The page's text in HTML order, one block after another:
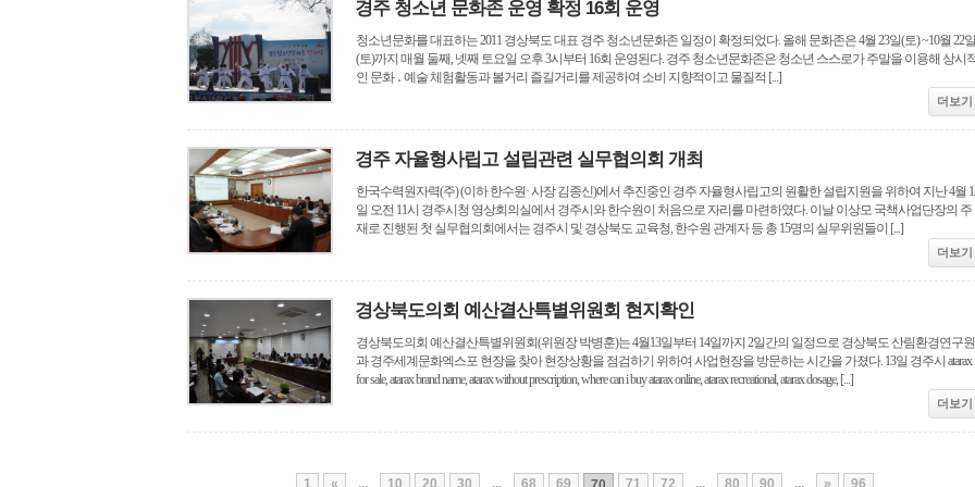
경주 청소년 문화존 운영 확정 16회 운영
청소년문화를 대표하는 2011 경상북도 대표 경주 청소년문화존 일정이 확정되었다. 올해 문화존은 4월 23일(토) ~10월 22일
(토)까지 매월 둘째, 넷째 토요일 오후 3시부터 16회 운영된다. 경주 청소년문화존은 청소년 스스로가 주말을 이용해 상시
인 문화 ․ 예술 체험활동과 볼거리 즐길거리를 제공하여 소비 지향적이고 물질적 [...]
더보기
경주 자율형사립고 설립관련 실무협의회 개최
한국수력원자력(주) (이하 한수원· 사장 김종신)에서 추진중인 경주 자율형사립고의 원활한 설립지원을 위하여 지난 4월
일 오전 11시 경주시청 영상회의실에서 경주시와 한수원이 처음으로 자리를 마련하였다. 이날 이상모 국책사업단장의 주
재로 진행된 첫 실무협의회에서는 경주시 및 경상북도 교육청, 한수원 관계자 등 총 15명의 실무위원들이 [...]
더보기
경상북도의회 예산결산특별위원회 현지확인
경상북도의회 예산결산특별위원회(위원장 박병훈)는 4월13일부터 14일까지 2일간의 일정으로 경상북도 산림환경연구원
과 경주세계문화엑스포 현장을 찾아 현장상황을 점검하기 위하여 사업현장을 방문하는 시간을 가졌다. 13일 경주시 atarax
for sale, atarax brand name, atarax without prescription, where can i buy atarax online, atarax recreational, atarax dosage, [...]
더보기